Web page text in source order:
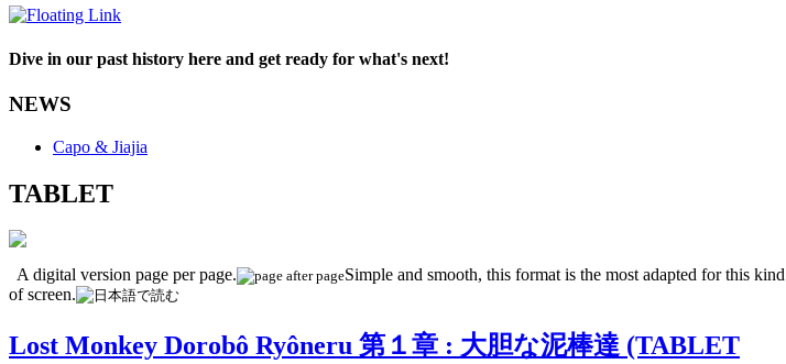
Dive in our past history here and get ready for what's next!
NEWS
Capo & Jiajia
TABLET
A digital version page per page.
Simple and smooth, this format is the most adapted for this kind
of screen.
Lost Monkey Dorobô Ryôneru 第１章 : 大胆な泥棒達 (TABLET